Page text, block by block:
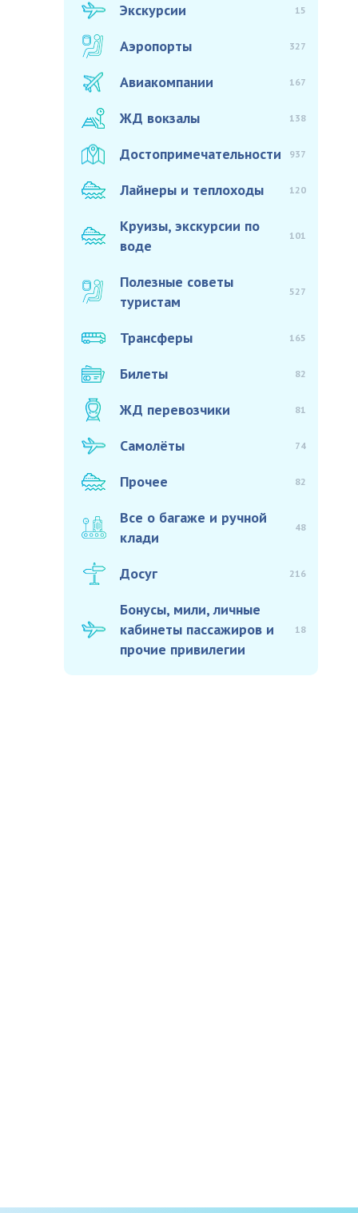
Экскурсии 15
Аэропорты 327
Авиакомпании 167
ЖД вокзалы 138
Достопримечательности 937
Лайнеры и теплоходы 120
Круизы, экскурсии по
воде
101
Полезные советы
туристам
527
Трансферы 165
Билеты 82
ЖД перевозчики 81
Самолёты 74
Прочее 82
Все о багаже и ручной
клади
48
Досуг 216
Бонусы, мили, личные
кабинеты пассажиров и
прочие привилегии
18